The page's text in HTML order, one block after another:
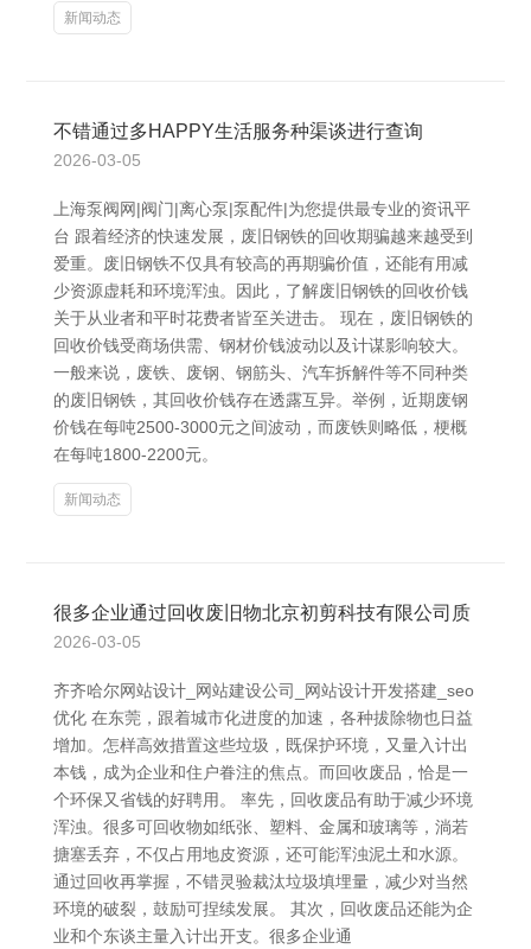
新闻动态
不错通过多HAPPY生活服务种渠谈进行查询
2026-03-05
上海泵阀网|阀门|离心泵|泵配件|为您提供最专业的资讯平
台 跟着经济的快速发展，废旧钢铁的回收期骗越来越受到
爱重。废旧钢铁不仅具有较高的再期骗价值，还能有用减
少资源虚耗和环境浑浊。因此，了解废旧钢铁的回收价钱
关于从业者和平时花费者皆至关进击。 现在，废旧钢铁的
回收价钱受商场供需、钢材价钱波动以及计谋影响较大。
一般来说，废铁、废钢、钢筋头、汽车拆解件等不同种类
的废旧钢铁，其回收价钱存在透露互异。举例，近期废钢
价钱在每吨2500-3000元之间波动，而废铁则略低，梗概
在每吨1800-2200元。
新闻动态
很多企业通过回收废旧物北京初剪科技有限公司质
2026-03-05
齐齐哈尔网站设计_网站建设公司_网站设计开发搭建_seo
优化 在东莞，跟着城市化进度的加速，各种拔除物也日益
增加。怎样高效措置这些垃圾，既保护环境，又量入计出
本钱，成为企业和住户眷注的焦点。而回收废品，恰是一
个环保又省钱的好聘用。 率先，回收废品有助于减少环境
浑浊。很多可回收物如纸张、塑料、金属和玻璃等，淌若
搪塞丢弃，不仅占用地皮资源，还可能浑浊泥土和水源。
通过回收再掌握，不错灵验裁汰垃圾填埋量，减少对当然
环境的破裂，鼓励可捏续发展。 其次，回收废品还能为企
业和个东谈主量入计出开支。很多企业通